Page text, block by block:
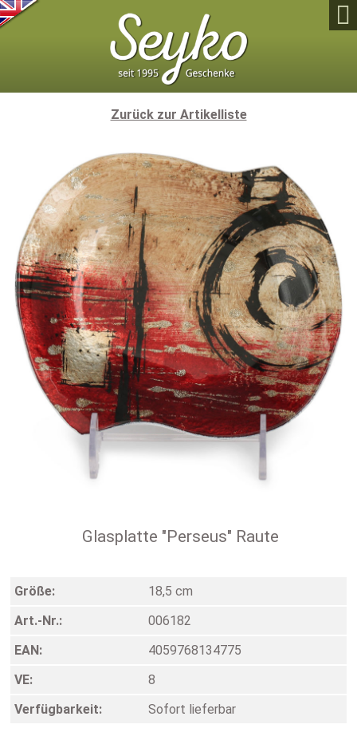

Zurück zur Artikelliste
Glasplatte "Perseus" Raute
Größe:
18,5 cm
Art.-Nr.:
006182
EAN:
4059768134775
VE:
8
Verfügbarkeit:
Sofort lieferbar